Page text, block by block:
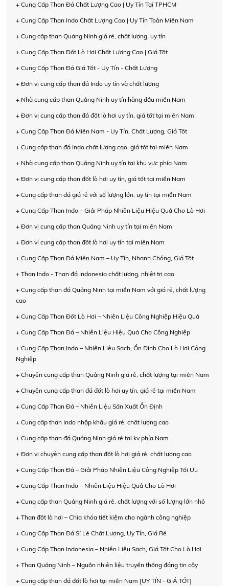
+ Cung Cấp Than Đá Chất Lượng Cao | Uy Tín Tại TPHCM
+ Cung Cấp Than Indo Chất Lượng Cao | Uy Tín Toàn Miền Nam
+ Cung cấp than Quảng Ninh giá rẻ, chất lượng, uy tín
+ Cung Cấp Than Đốt Lò Hơi Chất Lượng Cao | Giá Tốt
+ Cung Cấp Than Đá Giá Tốt - Uy Tín - Chất Lượng
+ Đơn vị cung cấp than đá Indo uy tín và chất lượng
+ Nhà cung cấp than Quảng Ninh uy tín hàng đầu miền Nam
+ Đơn vị cung cấp than đá đốt lò hơi uy tín, giá tốt tại miền Nam
+ Cung Cấp Than Đá Miền Nam - Uy Tín, Chất Lượng, Giá Tốt
+ Cung cấp than đá Indo chất lượng cao, giá tốt tại miền Nam
+ Nhà cung cấp than Quảng Ninh uy tín tại khu vực phía Nam
+ Đơn vị cung cấp than đốt lò hơi uy tín, giá tốt tại miền Nam
+ Cung cấp than đá giá rẻ với số lượng lớn, uy tín tại miền Nam
+ Cung Cấp Than Indo – Giải Pháp Nhiên Liệu Hiệu Quả Cho Lò Hơi
+ Đơn vị cung cấp than Quảng Ninh uy tín tại miền Nam
+ Đơn vị cung cấp than đốt lò hơi uy tín tại miền Nam
+ Cung Cấp Than Đá Miền Nam – Uy Tín, Nhanh Chóng, Giá Tốt
+ Than Indo - Than đá Indonesia chất lượng, nhiệt trị cao
+ Cung cấp than đá Quảng Ninh tại miền Nam với giá rẻ, chất lượng
cao
+ Cung Cấp Than Đốt Lò Hơi – Nhiên Liệu Công Nghiệp Hiệu Quả
+ Cung Cấp Than Đá – Nhiên Liệu Hiệu Quả Cho Công Nghiệp
+ Cung Cấp Than Indo – Nhiên Liệu Sạch, Ổn Định Cho Lò Hơi Công
Nghiệp
+ Chuyên cung cấp than Quảng Ninh giá rẻ, chất lượng tại miền Nam
+ Chuyên cung cấp than đá đốt lò hơi uy tín, giá rẻ tại miền Nam
+ Cung Cấp Than Đá – Nhiên Liệu Sản Xuất Ổn Định
+ Cung cấp than Indo nhập khẩu giá rẻ, chất lượng cao
+ Cung cấp than đá Quảng Ninh giá rẻ tại kv phía Nam
+ Đơn vị chuyên cung cấp than đốt lò hơi giá rẻ, chất lượng cao
+ Cung Cấp Than Đá – Giải Pháp Nhiên Liệu Công Nghiệp Tối Ưu
+ Cung Cấp Than Indo – Nhiên Liệu Hiệu Quả Cho Lò Hơi
+ Cung cấp than Quảng Ninh giá rẻ, chất lượng với số lượng lớn nhỏ
+ Than đốt lò hơi – Chìa khóa tiết kiệm cho ngành công nghiệp
+ Cung Cấp Than Đá Sỉ Lẻ Chất Lượng, Uy Tín, Giá Rẻ
+ Cung Cấp Than Indonesia – Nhiên Liệu Sạch, Giá Tốt Cho Lò Hơi
+ Than Quảng Ninh – Nguồn nhiên liệu truyền thống đáng tin cậy
+ Cung cấp than đá đốt lò hơi tại miền Nam [UY TÍN - GIÁ TỐT]